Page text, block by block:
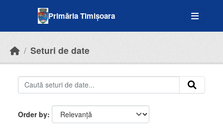
Primăria Timișoara
Seturi de date
Order by